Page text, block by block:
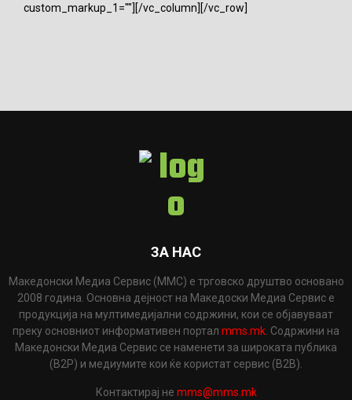
custom_markup_1=""][/vc_column][/vc_row]
ЗА НАС
Македонски Медиа Сервис (ММС) е трговско друштво основано
2008 година. Основна дејност на Македоски Медиа Сервис е
продукција на мултимедијални содржини, кои се објавуваат
преку основниот информативен портал mms.mk . Содржини на
Македонски Медиа Сервис се наменети за широката публика
(B2P) и медиумите кои ќе користат сервис (B2B).
Контактирај не mms@mms.mk